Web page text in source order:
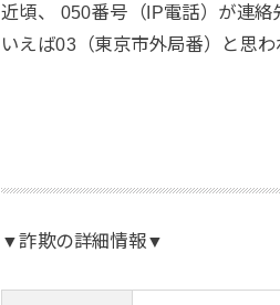
近頃、 050番号（IP電話）が連
いえば03（東京市外局番）と思
▼詐欺の詳細情報▼